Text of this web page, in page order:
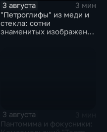
3 августа
3 мин
"Петроглифы" из меди и
стекла: сотни
знаменитых изображений
3 августа
Пантомима и фокусники: